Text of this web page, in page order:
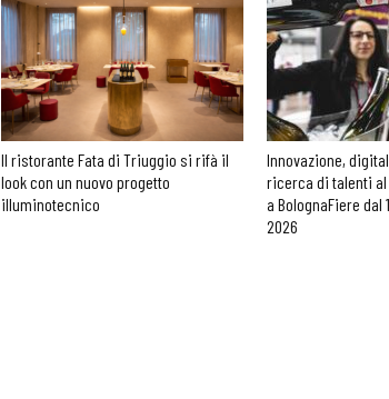
Il ristorante Fata di Triuggio si rifà il
look con un nuovo progetto
illuminotecnico
Innovazione,
ricerca di talenti al
a BolognaFiere dal
2026